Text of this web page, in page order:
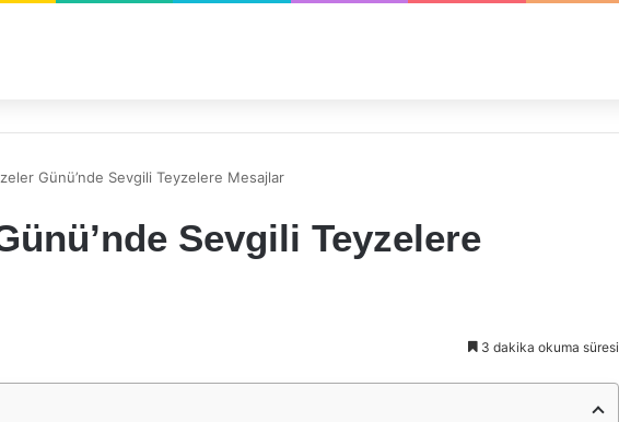
Günü’nde Sevgili Teyzelere Mesajlar
Sevgili Teyzelere
3 dakika okuma süresi